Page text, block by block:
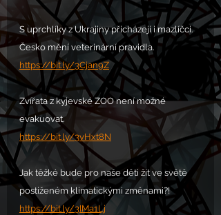
S uprchlíky z Ukrajiny přicházejí i mazlíčci.
Česko mění veterinární pravidla.
https://bit.ly/3Cjan9Z
Zvířata z kyjevské ZOO není možné
evakuovat.
https://bit.ly/3vHxt8N
Jak těžké bude pro naše děti žít ve světě
postiženém klimatickými změnami?!
https://bit.ly/3IMa1Lj